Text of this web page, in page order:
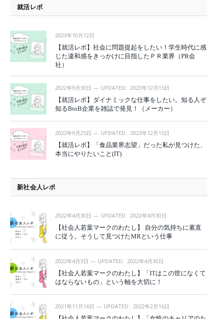
就活レポ
2023年10月12日
【就活レポ】社会に問題提起をしたい！学生時代に感
じた違和感をきっかけに目指したＰＲ業界（PR会
社）
2022年9月30日 UPDATED: 2023年12月15日
【就活レポ】ダイナミックな仕事をしたい。知る人ぞ
知るBtoB企業を雑誌で発見！（メーカー）
2022年9月25日 UPDATED: 2023年12月15日
【就活レポ】「食品業界志望」だった私が見つけた、
本当にやりたいこと(IT)
新社会人レポ
2022年4月30日 UPDATED: 2022年4月30日
【社会人若葉マークのわたし】 自分の気持ちに素直
に従う。そうして見つけたMRという仕事
2022年4月3日 UPDATED: 2022年4月30日
【社会人若葉マークのわたし】「ITはこの世になくて
はならないもの」という軸を大切に！
2021年11月16日 UPDATED: 2022年2月16日